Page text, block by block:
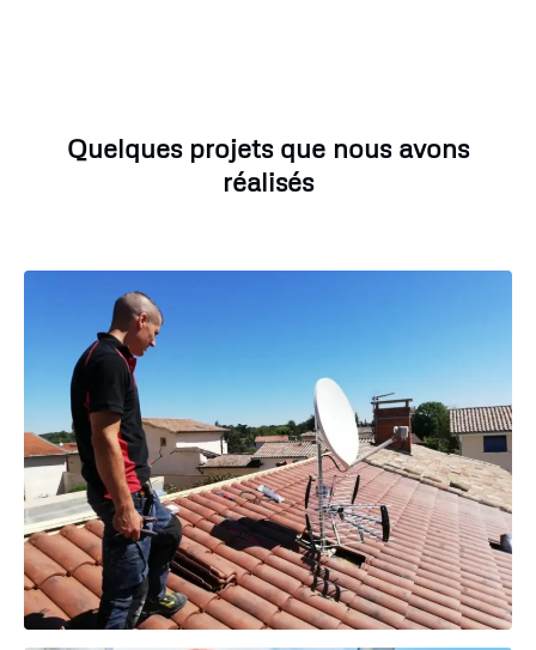
Quelques projets que nous avons
réalisés